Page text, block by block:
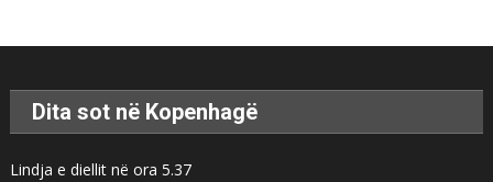
Dita sot në Kopenhagë
Lindja e diellit në ora 5.37